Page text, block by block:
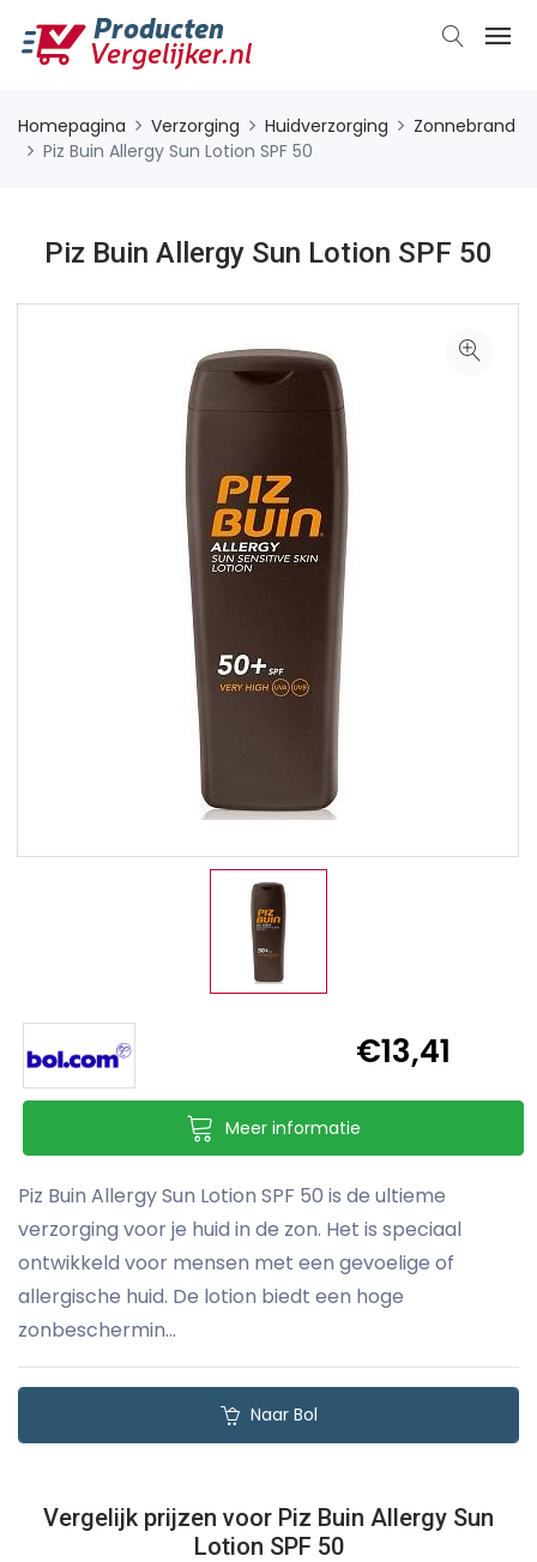
Homepagina Verzorging Huidverzorging
Zonnebrand
Piz Buin Allergy Sun Lotion SPF 50
Piz Buin Allergy Sun Lotion SPF 50
€13,41
Meer informatie
Piz Buin Allergy Sun Lotion SPF 50 is de ultieme
verzorging voor je huid in de zon. Het is speciaal
ontwikkeld voor mensen met een gevoelige of
allergische huid. De lotion biedt een hoge
zonbeschermin...
Naar Bol
Vergelijk prijzen voor Piz Buin Allergy Sun
Lotion SPF 50